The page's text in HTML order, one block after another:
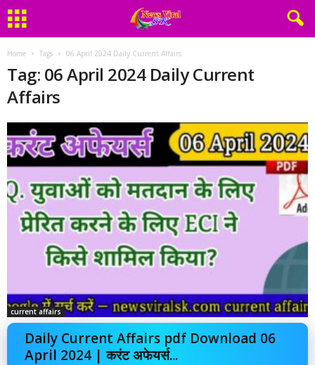
Home Tags 06 April 2024 Daily Current Affairs
Tag: 06 April 2024 Daily Current
Affairs
current affairs
Daily Current Affairs pdf Download 06
April 2024 | करंट अफेयर्स...